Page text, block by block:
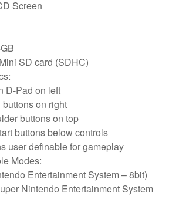
Screen
SD card (SDHC)
D-Pad on left
buttons on right
buttons on top
buttons below controls
user definable for gameplay
Modes:
Entertainment System – 8bit)
Nintendo Entertainment System